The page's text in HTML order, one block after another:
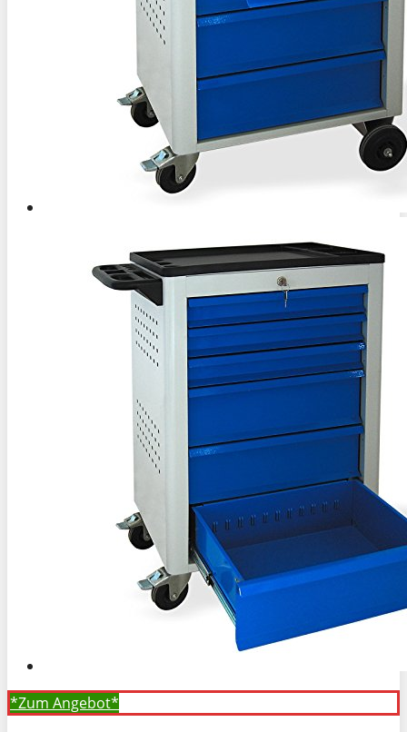
*Zum Angebot*